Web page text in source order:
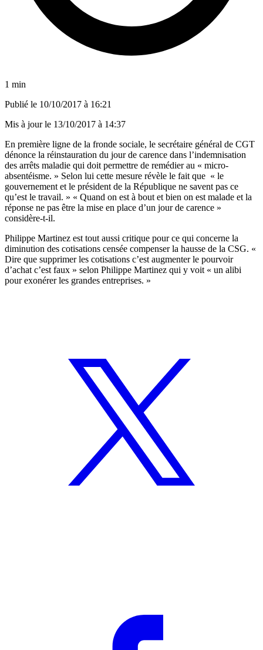
1 min
Publié le 10/10/2017 à 16:21
Mis à jour le 13/10/2017 à 14:37
En première ligne de la fronde sociale, le secrétaire général de CGT
dénonce la réinstauration du jour de carence dans l’indemnisation
des arrêts maladie qui doit permettre de remédier au « micro-
absentéisme. » Selon lui cette mesure révèle le fait que « le
gouvernement et le président de la République ne savent pas ce
qu’est le travail. » « Quand on est à bout et bien on est malade et la
réponse ne pas être la mise en place d’un jour de carence »
considère-t-il.
Philippe Martinez est tout aussi critique pour ce qui concerne la
diminution des cotisations censée compenser la hausse de la CSG. «
Dire que supprimer les cotisations c’est augmenter le pourvoir
d’achat c’est faux » selon Philippe Martinez qui y voit « un alibi
pour exonérer les grandes entreprises. »